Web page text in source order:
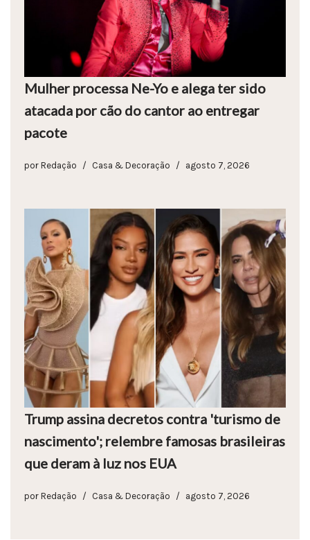
Mulher processa Ne-Yo e alega ter sido
atacada por cão do cantor ao entregar
pacote
por Redação Casa & Decoração agosto 7, 2026
Trump assina decretos contra 'turismo de
nascimento'; relembre famosas brasileiras
que deram à luz nos EUA
por Redação Casa & Decoração agosto 7, 2026